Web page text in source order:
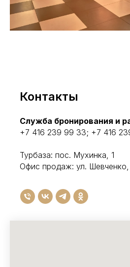
Контакты
Служба бронирования и
+7 416 239 99 33; +7 416
Турбаза: пос. Мухинка, 1
Офис продаж: ул.